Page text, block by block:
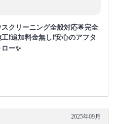
クリーニング全般対応🌟完全
❗️追加料金無し❗️安心のアフタ
ー✨
2025年09月